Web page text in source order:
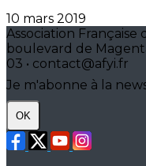
10 mars 2019
Association Française
boulevard de
03 • contact@afyi.fr
Je m'abonne à la
OK